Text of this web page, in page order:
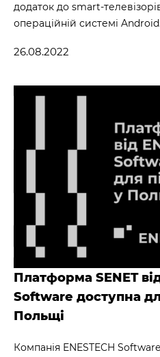
додаток до smart-
операційній системі
26.08.2022
Платформа SENET
Software доступна
Польщі
Компанія ENESTECH